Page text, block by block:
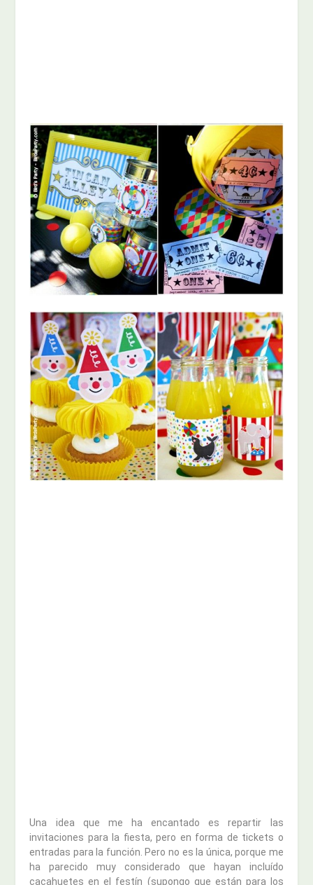
Una idea que me ha encantado es repartir las
invitaciones para la fiesta, pero en forma de tickets o
entradas para la función. Pero no es la única, porque me
ha parecido muy considerado que hayan incluído
cacahuetes en el festín (supongo que están para los